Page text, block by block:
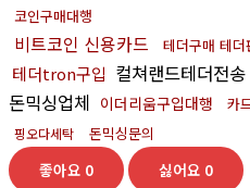
코인구매대행
비트코인 신용카드 테더구매 테더
테더tron구입 컬쳐랜드테더전송
돈믹싱업체 이더리움구입대행 카
핑오다세탁 돈믹싱문의
좋아요 0 싫어요 0